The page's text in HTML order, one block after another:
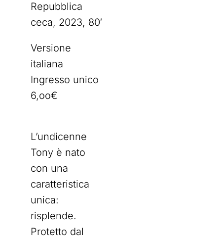
Repubblica
ceca, 2023, 80′
Versione
italiana
Ingresso unico
6,oo€
L’undicenne
Tony è nato
con una
caratteristica
unica:
risplende.
Protetto dal